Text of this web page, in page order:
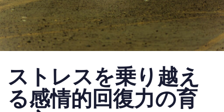
ストレスを乗り越え
る感情的回復力の育